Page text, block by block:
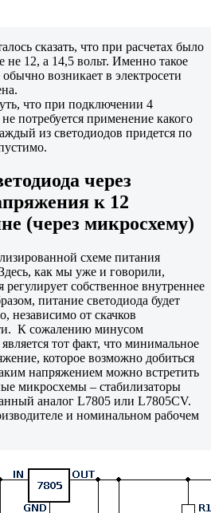
сказать, что при расчетах было
не 12, а 14,5 вольт. Именно такое
возникает в электросети
что при подключении 4
потребуется применение какого
из светодиодов придется по
через
к 12
(через микросхему)
схеме питания
как мы уже и говорили,
регулирует собственное внутреннее
питание светодиода будет
независимо от скачков
К сожалению минусом
тот факт, что минимальное
которое возможно добиться
напряжением можно встретить
микросхемы – стабилизаторы
аналог L7805 или L7805CV.
и номинальном рабочем